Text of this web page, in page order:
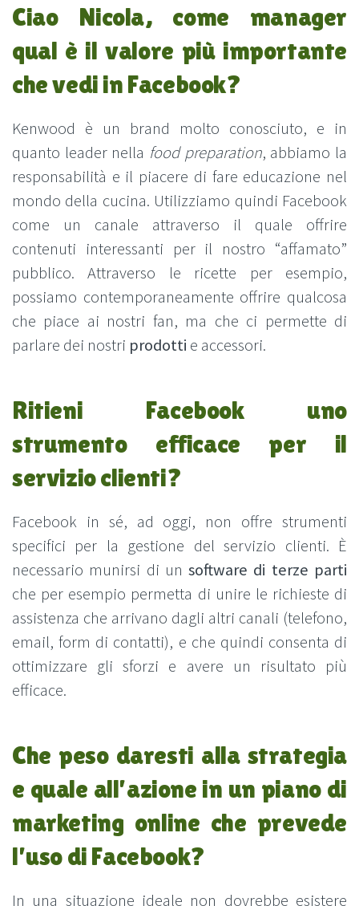
Ciao Nicola, come manager
qual è il valore più importante
che vedi in Facebook?
Kenwood è un brand molto conosciuto, e in
quanto leader nella food preparation, abbiamo la
responsabilità e il piacere di fare educazione nel
mondo della cucina. Utilizziamo quindi Facebook
come un canale attraverso il quale offrire
contenuti interessanti per il nostro “affamato”
pubblico. Attraverso le ricette per esempio,
possiamo contemporaneamente offrire qualcosa
che piace ai nostri fan, ma che ci permette di
parlare dei nostri prodotti e accessori.
Ritieni Facebook uno
strumento efficace per il
servizio clienti?
Facebook in sé, ad oggi, non offre strumenti
specifici per la gestione del servizio clienti. È
necessario munirsi di unsoftware di terze parti
che per esempio permetta di unire le richieste di
assistenza che arrivano dagli altri canali (telefono,
email, form di contatti), e che quindi consenta di
ottimizzare gli sforzi e avere un risultato più
efficace.
Che peso daresti alla strategia
e quale all’azione in un piano di
marketing online che prevede
l’uso di Facebook?
In una situazione ideale non dovrebbe esistere